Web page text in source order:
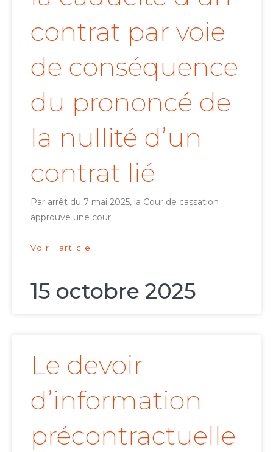
contrat par voie
de conséquence
du prononcé de
la nullité d’un
contrat lié
Par arrêt du 7 mai 2025, la Cour de cassation
approuve une cour
Voir l'article
15 octobre 2025
Le devoir
d’information
précontractuelle